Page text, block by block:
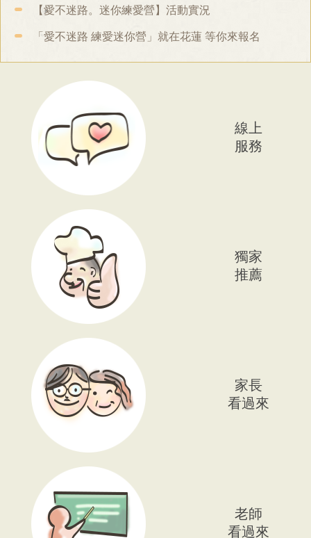
【愛不迷路。迷你練愛營】活動實況
「愛不迷路 練愛迷你營」就在花蓮 等你來報名
線上
服務
獨家
推薦
家長
看過來
老師
看過來